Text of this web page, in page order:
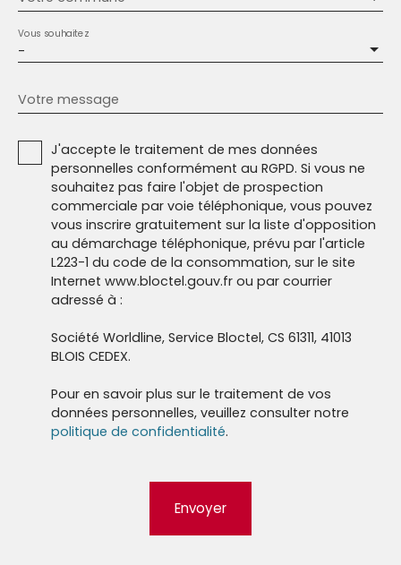
-
Vous souhaitez
Votre message
J'accepte le traitement de mes données
personnelles conformément au RGPD. Si vous ne
souhaitez pas faire l'objet de prospection
commerciale par voie téléphonique, vous pouvez
vous inscrire gratuitement sur la liste d'opposition
au démarchage téléphonique, prévu par l'article
L223-1 du code de la consommation, sur le site
Internet www.bloctel.gouv.fr ou par courrier
adressé à :
Société Worldline, Service Bloctel, CS 61311, 41013
BLOIS CEDEX.
Pour en savoir plus sur le traitement de vos
données personnelles, veuillez consulter notre
politique de confidentialité.
Envoyer